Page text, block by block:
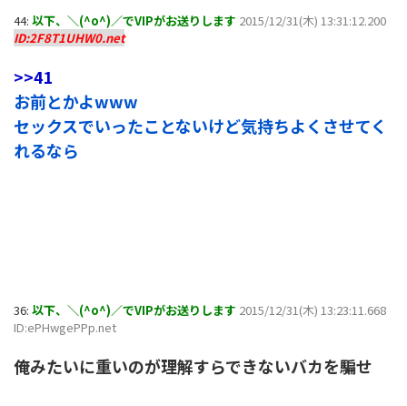
44: 以下、＼(^o^)／でVIPがお送りします 2015/12/31(木) 13:31:12.200
ID:2F8T1UHW0.net
>>41
お前とかよwww
セックスでいったことないけど気持ちよくさせてく
れるなら
36: 以下、＼(^o^)／でVIPがお送りします 2015/12/31(木) 13:23:11.668
ID:ePHwgePPp.net
俺みたいに重いのが理解すらできないバカを騙せ